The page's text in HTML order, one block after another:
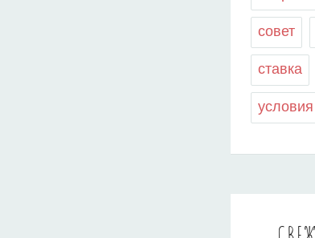
совет
ставка
условия